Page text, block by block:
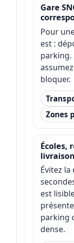
Gare
Pour
est :
parking.
bloquer.
Zones
Écoles,
Évitez la
est
parking
dense.